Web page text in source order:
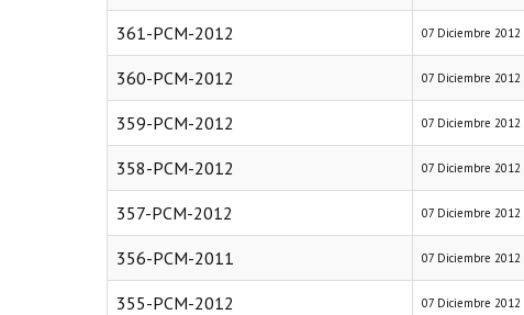
361-PCM-2012 07 Diciembre 2012
360-PCM-2012 07 Diciembre 2012
359-PCM-2012 07 Diciembre 2012
358-PCM-2012 07 Diciembre 2012
357-PCM-2012 07 Diciembre 2012
356-PCM-2011 07 Diciembre 2012
355-PCM-2012 07 Diciembre 2012